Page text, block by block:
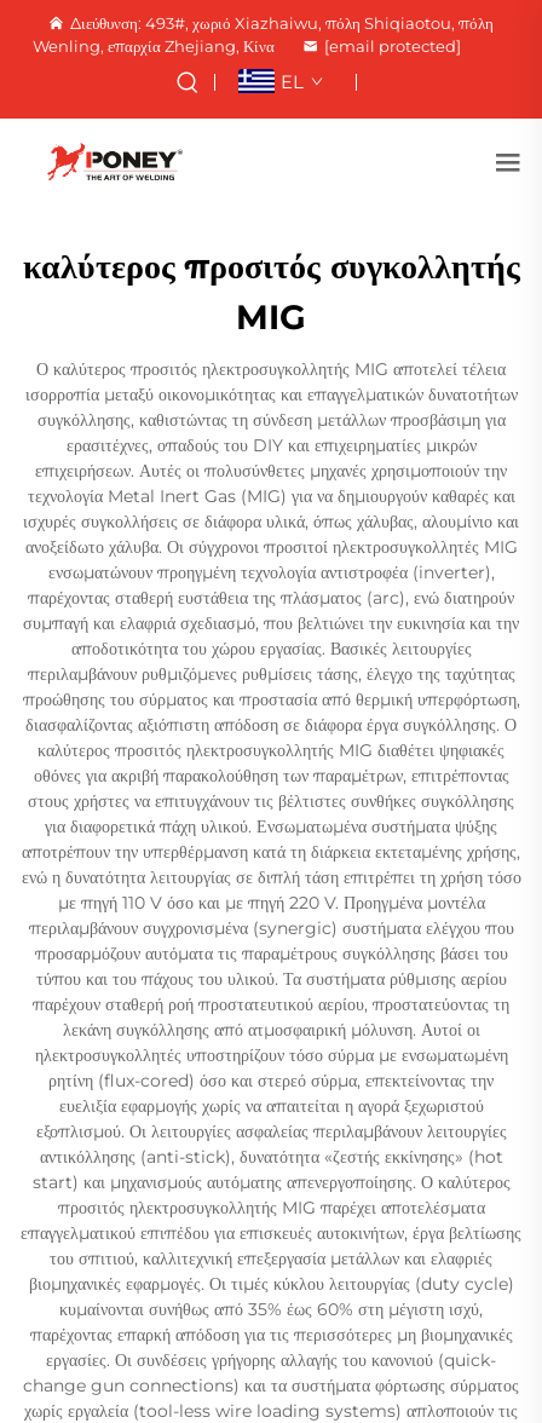
Διεύθυνση: 493#, χωριό Xiazhaiwu, πόλη Shiqiaotou, πόλη
Wenling, επαρχία Zhejiang, Κίνα
[email protected]
EL
καλύτερος προσιτός συγκολλητής
MIG
Ο καλύτερος προσιτός ηλεκτροσυγκολλητής MIG αποτελεί τέλεια
ισορροπία μεταξύ οικονομικότητας και επαγγελματικών δυνατοτήτων
συγκόλλησης, καθιστώντας τη σύνδεση μετάλλων προσβάσιμη για
ερασιτέχνες, οπαδούς του DIY και επιχειρηματίες μικρών
επιχειρήσεων. Αυτές οι πολυσύνθετες μηχανές χρησιμοποιούν την
τεχνολογία Metal Inert Gas (MIG) για να δημιουργούν καθαρές και
ισχυρές συγκολλήσεις σε διάφορα υλικά, όπως χάλυβας, αλουμίνιο και
ανοξείδωτο χάλυβα. Οι σύγχρονοι προσιτοί ηλεκτροσυγκολλητές MIG
ενσωματώνουν προηγμένη τεχνολογία αντιστροφέα (inverter),
παρέχοντας σταθερή ευστάθεια της πλάσματος (arc), ενώ διατηρούν
συμπαγή και ελαφριά σχεδιασμό, που βελτιώνει την ευκινησία και την
αποδοτικότητα του χώρου εργασίας. Βασικές λειτουργίες
περιλαμβάνουν ρυθμιζόμενες ρυθμίσεις τάσης, έλεγχο της ταχύτητας
προώθησης του σύρματος και προστασία από θερμική υπερφόρτωση,
διασφαλίζοντας αξιόπιστη απόδοση σε διάφορα έργα συγκόλλησης. Ο
καλύτερος προσιτός ηλεκτροσυγκολλητής MIG διαθέτει ψηφιακές
οθόνες για ακριβή παρακολούθηση των παραμέτρων, επιτρέποντας
στους χρήστες να επιτυγχάνουν τις βέλτιστες συνθήκες συγκόλλησης
για διαφορετικά πάχη υλικού. Ενσωματωμένα συστήματα ψύξης
αποτρέπουν την υπερθέρμανση κατά τη διάρκεια εκτεταμένης χρήσης,
ενώ η δυνατότητα λειτουργίας σε διπλή τάση επιτρέπει τη χρήση τόσο
με πηγή 110 V όσο και με πηγή 220 V. Προηγμένα μοντέλα
περιλαμβάνουν συγχρονισμένα (synergic) συστήματα ελέγχου που
προσαρμόζουν αυτόματα τις παραμέτρους συγκόλλησης βάσει του
τύπου και του πάχους του υλικού. Τα συστήματα ρύθμισης αερίου
παρέχουν σταθερή ροή προστατευτικού αερίου, προστατεύοντας τη
λεκάνη συγκόλλησης από ατμοσφαιρική μόλυνση. Αυτοί οι
ηλεκτροσυγκολλητές υποστηρίζουν τόσο σύρμα με ενσωματωμένη
ρητίνη (flux-cored) όσο και στερεό σύρμα, επεκτείνοντας την
ευελιξία εφαρμογής χωρίς να απαιτείται η αγορά ξεχωριστού
εξοπλισμού. Οι λειτουργίες ασφαλείας περιλαμβάνουν λειτουργίες
αντικόλλησης (anti-stick), δυνατότητα «ζεστής εκκίνησης» (hot
start) και μηχανισμούς αυτόματης απενεργοποίησης. Ο καλύτερος
προσιτός ηλεκτροσυγκολλητής MIG παρέχει αποτελέσματα
επαγγελματικού επιπέδου για επισκευές αυτοκινήτων, έργα βελτίωσης
του σπιτιού, καλλιτεχνική επεξεργασία μετάλλων και ελαφριές
βιομηχανικές εφαρμογές. Οι τιμές κύκλου λειτουργίας (duty cycle)
κυμαίνονται συνήθως από 35% έως 60% στη μέγιστη ισχύ,
παρέχοντας επαρκή απόδοση για τις περισσότερες μη βιομηχανικές
εργασίες. Οι συνδέσεις γρήγορης αλλαγής του κανονιού (quick-
change gun connections) και τα συστήματα φόρτωσης σύρματος
χωρίς εργαλεία (tool-less wire loading systems) απλοποιούν τις